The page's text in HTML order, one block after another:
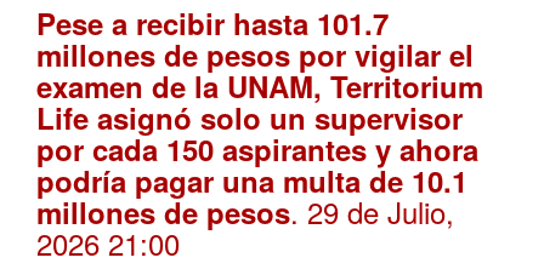
Pese a recibir hasta 101.7
millones de pesos por vigilar el
examen de la UNAM, Territorium
Life asignó solo un supervisor
por cada 150 aspirantes y ahora
podría pagar una multa de 10.1
millones de pesos. 29 de Julio,
2026 21:00